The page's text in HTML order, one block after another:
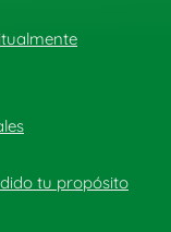
tu propósito